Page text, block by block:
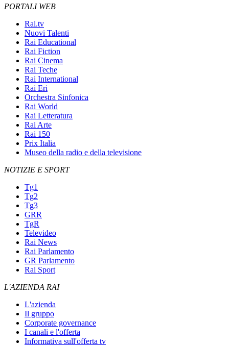
PORTALI WEB
Rai.tv
Nuovi Talenti
Rai Educational
Rai Fiction
Rai Cinema
Rai Teche
Rai International
Rai Eri
Orchestra Sinfonica
Rai World
Rai Letteratura
Rai Arte
Rai 150
Prix Italia
Museo della radio e della televisione
NOTIZIE E SPORT
Tg1
Tg2
Tg3
GRR
TgR
Televideo
Rai News
Rai Parlamento
GR Parlamento
Rai Sport
L'AZIENDA RAI
L'azienda
Il gruppo
Corporate governance
I canali e l'offerta
Informativa sull'offerta tv